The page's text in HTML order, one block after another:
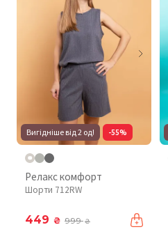
Вигідніше від 2 од! -55%
Релакс комфорт
Шорти 712RW
449 ₴ 999₴